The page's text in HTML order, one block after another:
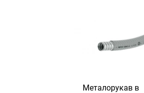
Металорукав в